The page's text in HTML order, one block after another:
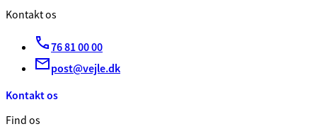
Kontakt os
76 81 00 00
post@vejle.dk
Kontakt os
Find os